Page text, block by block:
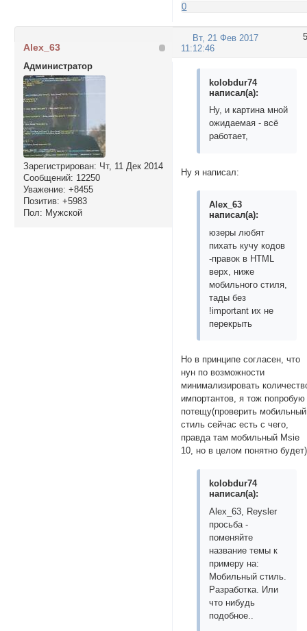
0
5
Вт, 21 Фев 2017
11:12:46
Alex_63
Администратор
Зарегистрирован: Чт, 11 Дек 2014
Сообщений: 12250
Уважение: +8455
Позитив: +5983
Пол: Мужской
kolobdur74
написал(а):
Ну, и картина мной
ожидаемая - всё
работает,
Ну я написал:
Alex_63
написал(а):
юзеры любят
пихать кучу кодов
-правок в HTML
верх, ниже
мобильного стиля,
тады без
!important их не
перекрыть
Но в принципе согласен, что
нун по возможности
минимализировать
импортантов, я тож попробую
потещу(проверить мобильный
стиль сейчас есть с чего,
правда там мобильный Msie
10, но в целом понятно будет)
kolobdur74
написал(а):
Alex_63, Reysler
просьба -
поменяйте
название темы к
примеру на:
Мобильный стиль.
Разработка. Или
что нибудь
подобное..